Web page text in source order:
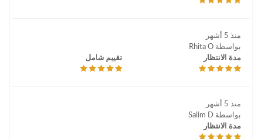
منذ 5 أشهر
بواسطة Rhita O
مدة الانتظار
تقييم شامل
منذ 5 أشهر
بواسطة Salim D
مدة الانتظار